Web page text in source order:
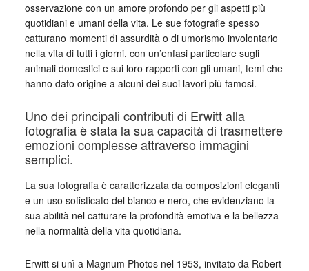
osservazione con un amore profondo per gli aspetti più
quotidiani e umani della vita. Le sue fotografie spesso
catturano momenti di assurdità o di umorismo involontario
nella vita di tutti i giorni, con un’enfasi particolare sugli
animali domestici e sui loro rapporti con gli umani, temi che
hanno dato origine a alcuni dei suoi lavori più famosi.
Uno dei principali contributi di Erwitt alla
fotografia è stata la sua capacità di trasmettere
emozioni complesse attraverso immagini
semplici.
La sua fotografia è caratterizzata da composizioni eleganti
e un uso sofisticato del bianco e nero, che evidenziano la
sua abilità nel catturare la profondità emotiva e la bellezza
nella normalità della vita quotidiana.
Erwitt si unì a Magnum Photos nel 1953, invitato da Robert